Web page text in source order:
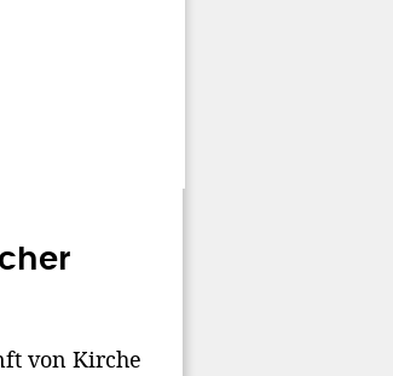
von Kirche